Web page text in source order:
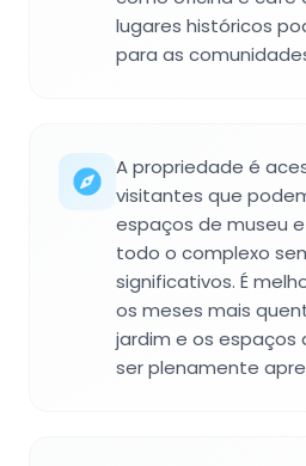
lugares históricos
para as
A propriedade é
visitantes que
espaços de museu
todo o complexo
significativos. É
os meses mais
jardim e os espaços
ser plenamente